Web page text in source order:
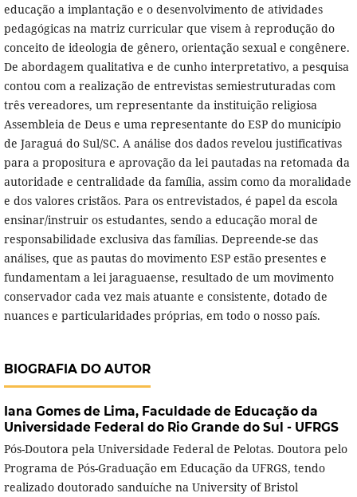
educação a implantação e o desenvolvimento de atividades
pedagógicas na matriz curricular que visem à reprodução do
conceito de ideologia de gênero, orientação sexual e congênere.
De abordagem qualitativa e de cunho interpretativo, a pesquisa
contou com a realização de entrevistas semiestruturadas com
três vereadores, um representante da instituição religiosa
Assembleia de Deus e uma representante do ESP do município
de Jaraguá do Sul/SC. A análise dos dados revelou justificativas
para a propositura e aprovação da lei pautadas na retomada da
autoridade e centralidade da família, assim como da moralidade
e dos valores cristãos. Para os entrevistados, é papel da escola
ensinar/instruir os estudantes, sendo a educação moral de
responsabilidade exclusiva das famílias. Depreende-se das
análises, que as pautas do movimento ESP estão presentes e
fundamentam a lei jaraguaense, resultado de um movimento
conservador cada vez mais atuante e consistente, dotado de
nuances e particularidades próprias, em todo o nosso país.
BIOGRAFIA DO AUTOR
Iana Gomes de Lima, Faculdade de Educação da
Universidade Federal do Rio Grande do Sul - UFRGS
Pós-Doutora pela Universidade Federal de Pelotas. Doutora pelo
Programa de Pós-Graduação em Educação da UFRGS, tendo
realizado doutorado sanduíche na University of Bristol